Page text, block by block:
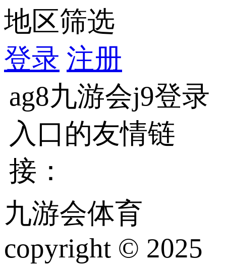
地区筛选
登录 注册
ag8九游会j9登录
入口的友情链
接：
九游会体育
copyright © 2025